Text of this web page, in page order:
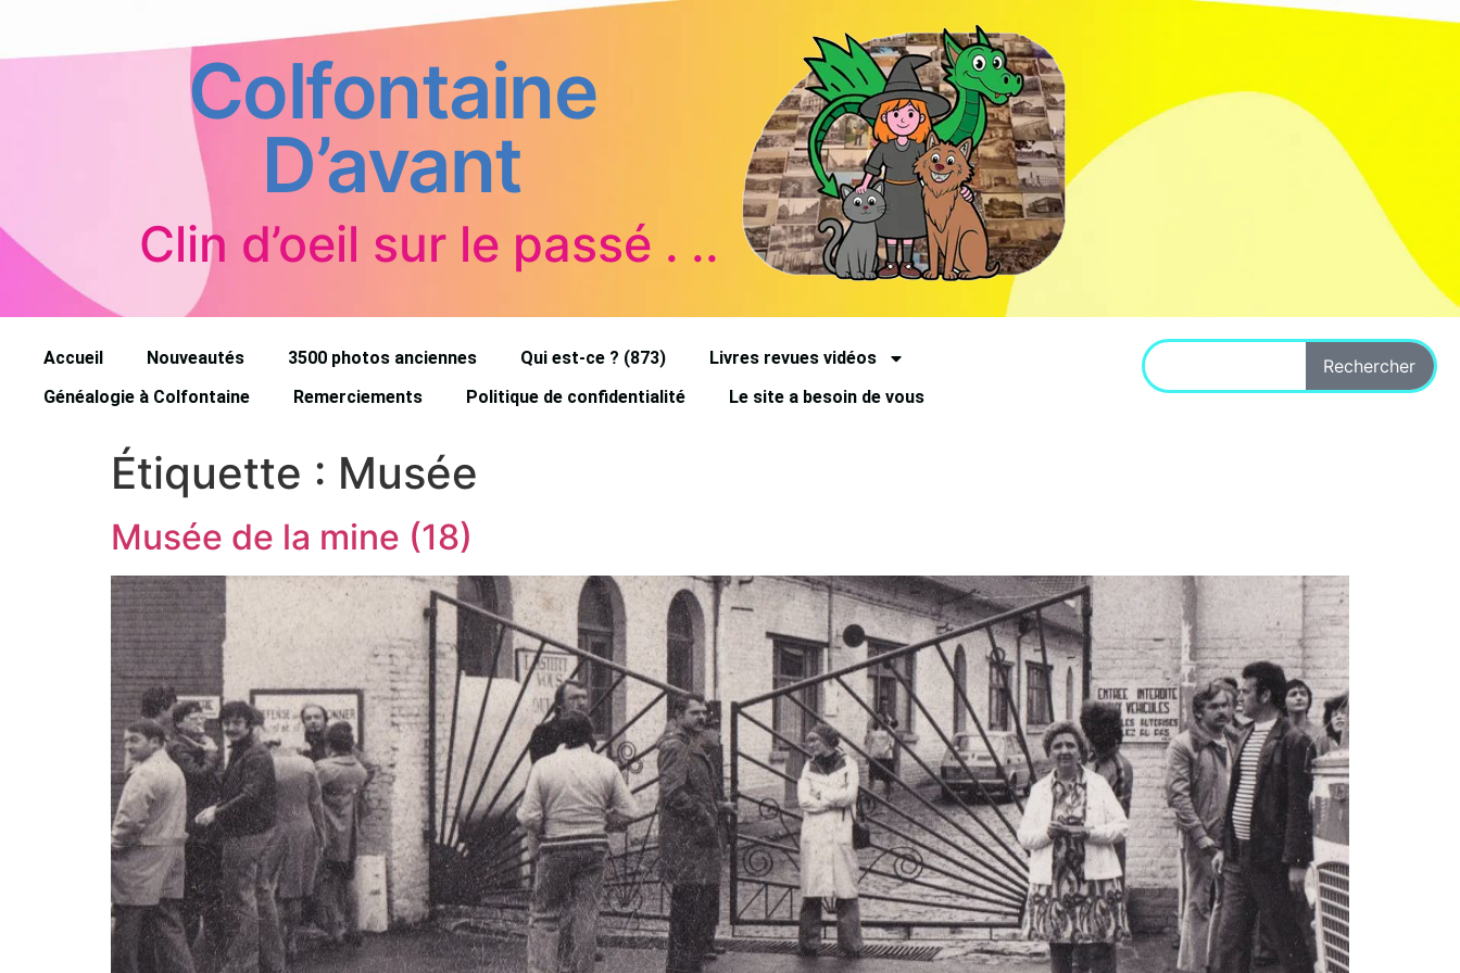
Colfontaine
D’avant
Clin d’oeil sur le passé . ..
Accueil Nouveautés 3500 photos anciennes Qui est-ce ? (873)
Livres revues vidéos
Généalogie à Colfontaine
Remerciements Politique de confidentialité Le site a besoin de vous
Rechercher
Étiquette : Musée
Musée de la mine (18)